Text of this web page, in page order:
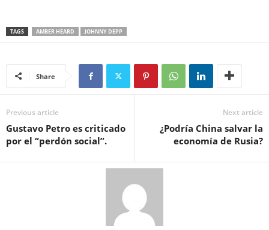
TAGS AMBER HEARD JOHNNY DEPP
Share
Previous article
Gustavo Petro es criticado
por el “perdón social”.
Next article
¿Podría China salvar la
economía de Rusia?